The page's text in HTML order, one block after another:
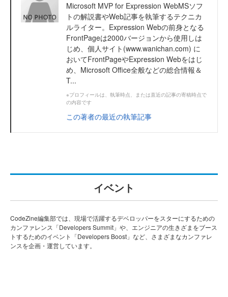
Microsoft MVP for Expression WebMSソフ
トの解説書やWeb記事を執筆するテクニカ
ルライター。Expression Webの前身となる
FrontPageは2000バージョンから使用しは
じめ、個人サイト(www.wanichan.com) に
おいてFrontPageやExpression Webをはじ
め、Microsoft Office全般などの総合情報＆
T...
※プロフィールは、執筆時点、または直近の記事の寄稿時点で
の内容です
この著者の最近の執筆記事
イベント
CodeZine編集部では、現場で活躍するデベロッパーをスターにするための
カンファレンス「Developers Summit」や、エンジニアの生きざまをブース
トするためのイベント「Developers Boost」など、さまざまなカンファレ
ンスを企画・運営しています。